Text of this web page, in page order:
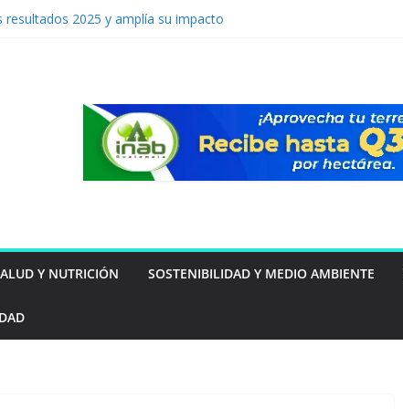
resultados 2025 y amplía su impacto
de lavado: Guatemala apuesta por
ventaja competitiva
por primera vez a Guatemala
Y NUTRICIÓN SOSTENIBILIDAD Y MEDIO AMBIENTE